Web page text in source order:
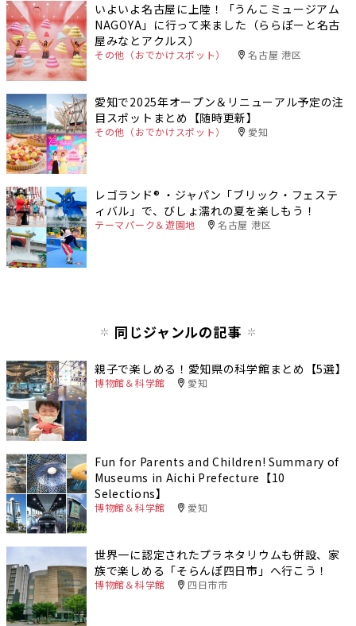
いよいよ名古屋に上陸！「うんこミュージアム
NAGOYA」に行って来ました（ららぽーと名古
屋みなとアクルス）
その他（おでかけスポット） 名古屋 港区
愛知で2025年オープン＆リニューアル予定の注
目スポットまとめ【随時更新】
その他（おでかけスポット） 愛知
レゴランド®︎ ・ジャパン「ブリック・フェステ
ィバル」で、びしょ濡れの夏を楽しもう！
テーマパーク＆遊園地 名古屋 港区
同じジャンルの記事
親子で楽しめる！愛知県の科学館まとめ【5選】
博物館＆科学館 愛知
Fun for Parents and Children! Summary of
Museums in Aichi Prefecture【10
Selections】
博物館＆科学館 愛知
世界一に認定されたプラネタリウムも併設、家
族で楽しめる「そらんぽ四日市」へ行こう！
博物館＆科学館 四日市市